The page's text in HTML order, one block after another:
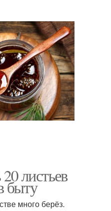
листьев
быту
много берёз.